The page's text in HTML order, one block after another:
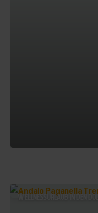
WELLNESSURLAUB IN DEN